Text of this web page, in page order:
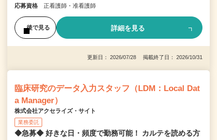
応募資格 正看護師・准看護師
後で見る 詳細を見る
更新日： 2026/07/28 掲載終了日： 2026/10/31
臨床研究のデータ入力スタッフ（LDM：Local Dat
a Manager）
株式会社アクセライズ・サイト
業務委託
◆急募◆ 好きな日・頻度で勤務可能！ カルテを読める方